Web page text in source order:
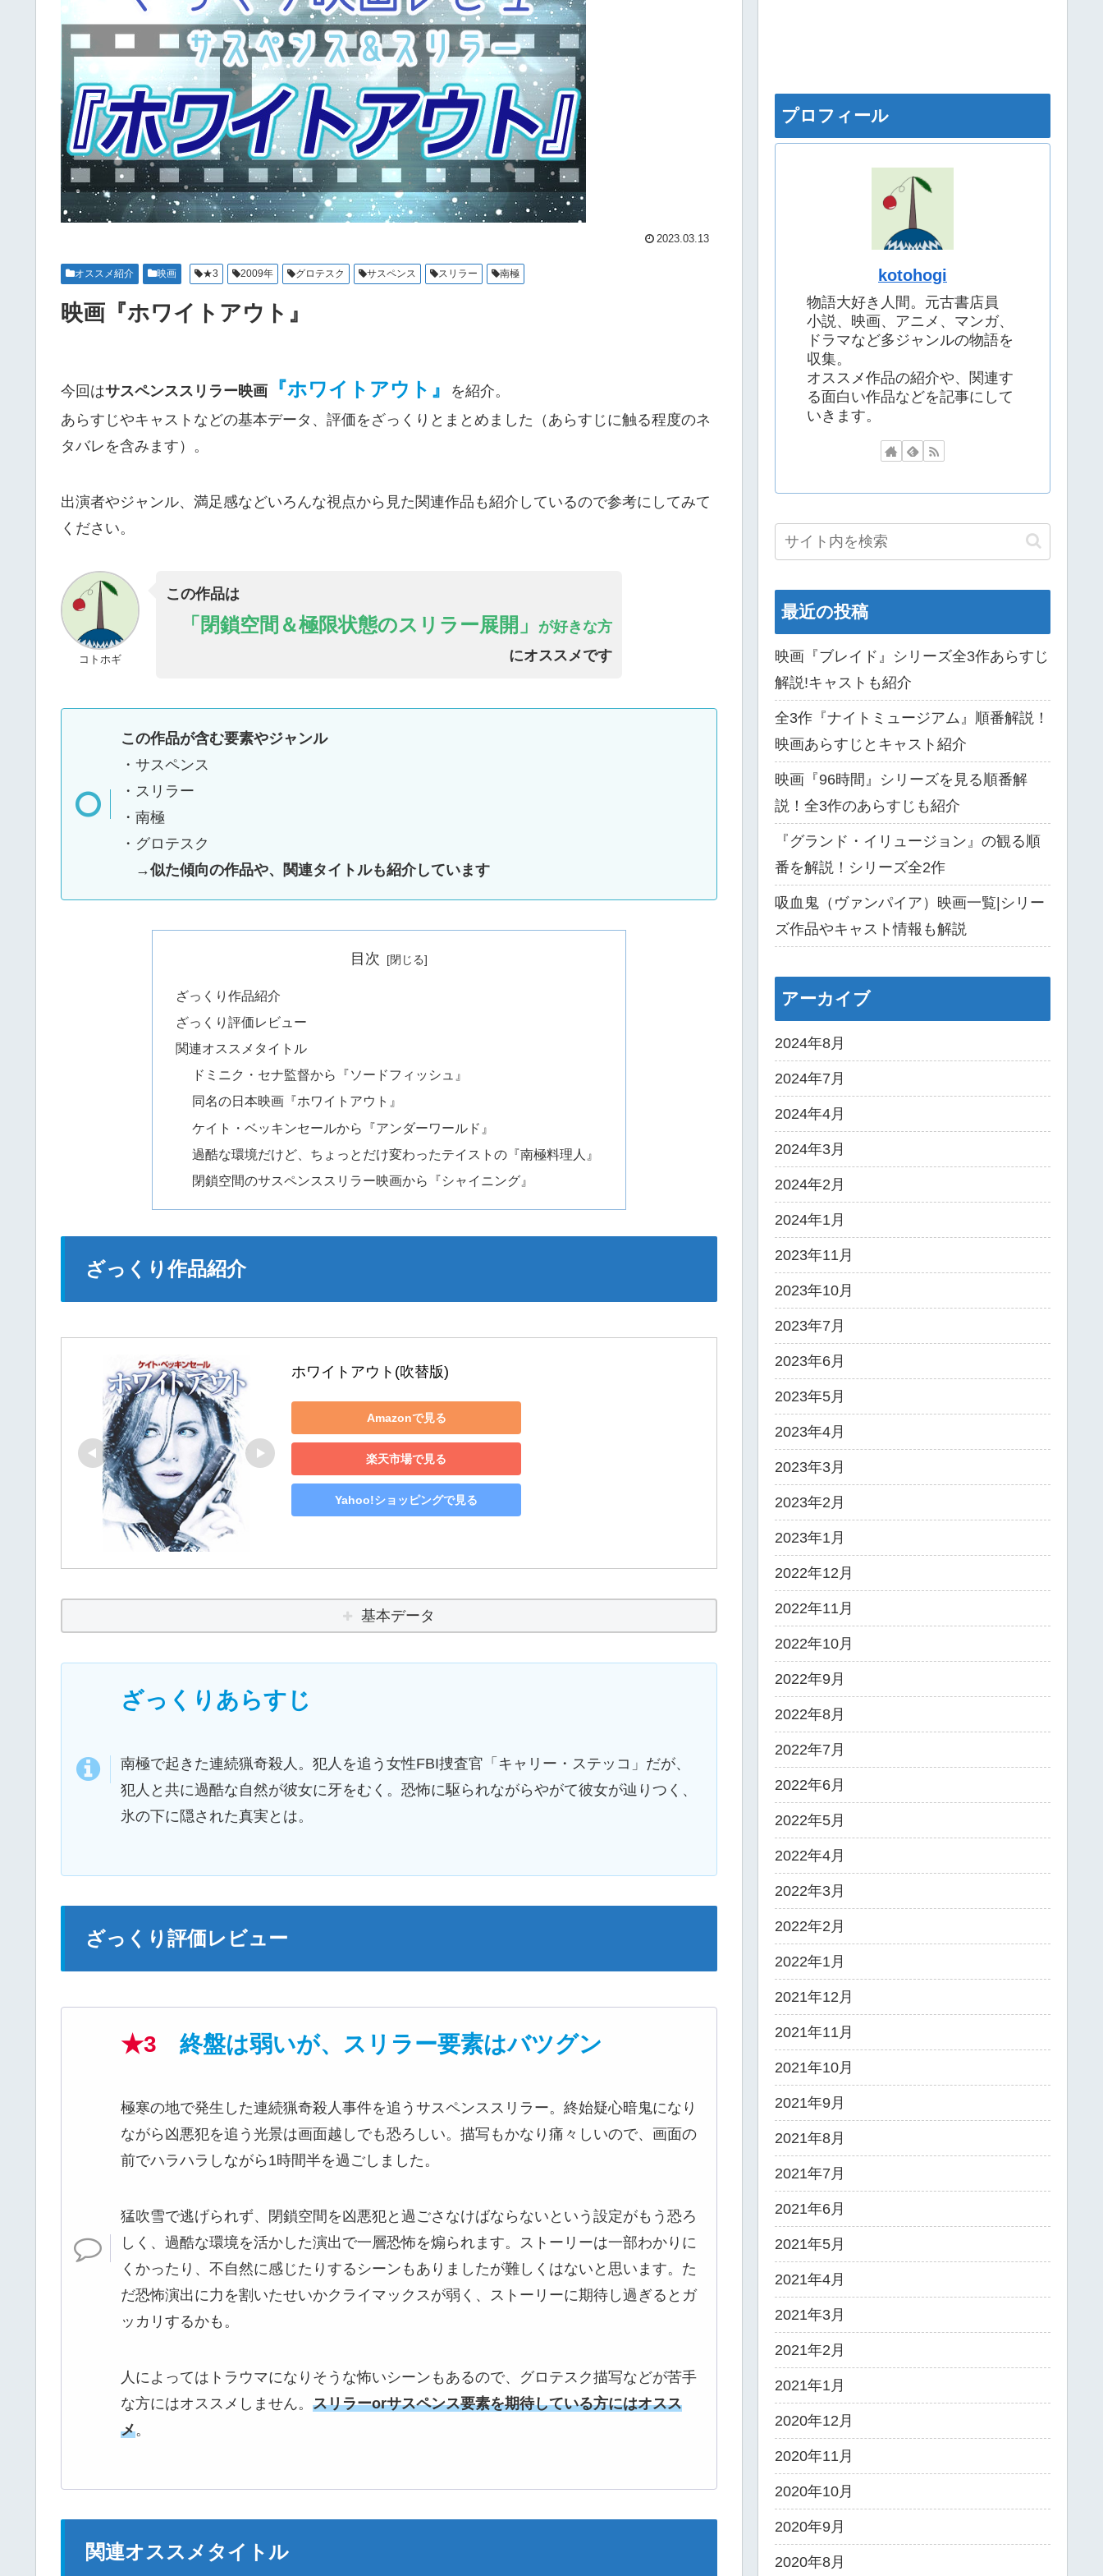
2023.03.13
オススメ紹介 映画 ★3 2009年 グロテスク サスペンス スリラー 南極
映画『ホワイトアウト』
今回はサスペンススリラー映画 『ホワイトアウト』
を紹介。
あらすじやキャストなどの基本データ、評価をざっくりとまとめました（あらすじに触る程度のネ
タバレを含みます）。
出演者やジャンル、満足感などいろんな視点から見た関連作品も紹介しているので参考にしてみて
ください。
コトホギ
この作品は
「閉鎖空間＆極限状態のスリラー展開」
が好きな方
にオススメです
この作品が含む要素やジャンル
・サスペンス
・スリラー
・南極
・グロテスク
→似た傾向の作品や、関連タイトルも紹介しています
目次
ざっくり作品紹介
ざっくり評価レビュー
関連オススメタイトル
ドミニク・セナ監督から『ソードフィッシュ』
同名の日本映画『ホワイトアウト』
ケイト・ベッキンセールから『アンダーワールド』
過酷な環境だけど、ちょっとだけ変わったテイストの『南極料理人』
閉鎖空間のサスペンススリラー映画から『シャイニング』
ざっくり作品紹介
ホワイトアウト(吹替版)
Amazonで見る
楽天市場で見る
Yahoo!ショッピングで見る
基本データ
ざっくりあらすじ
南極で起きた連続猟奇殺人。犯人を追う女性FBI捜査官「キャリー・ステッコ」だが、
犯人と共に過酷な自然が彼女に牙をむく。恐怖に駆られながらやがて彼女が辿りつく、
氷の下に隠された真実とは。
ざっくり評価レビュー
★3 終盤は弱いが、スリラー要素はバツグン
極寒の地で発生した連続猟奇殺人事件を追うサスペンススリラー。終始疑心暗鬼になり
ながら凶悪犯を追う光景は画面越しでも恐ろしい。描写もかなり痛々しいので、画面の
前でハラハラしながら1時間半を過ごしました。
猛吹雪で逃げられず、閉鎖空間を凶悪犯と過ごさなけばならないという設定がもう恐ろ
しく、過酷な環境を活かした演出で一層恐怖を煽られます。ストーリーは一部わかりに
くかったり、不自然に感じたりするシーンもありましたが難しくはないと思います。た
だ恐怖演出に力を割いたせいかクライマックスが弱く、ストーリーに期待し過ぎるとガ
ッカリするかも。
人によってはトラウマになりそうな怖いシーンもあるので、グロテスク描写などが苦手
な方にはオススメしません。 スリラーorサスペンス要素を期待している方にはオスス
メ。
関連オススメタイトル
プロフィール
kotohogi
物語大好き人間。元古書店員
小説、映画、アニメ、マンガ、
ドラマなど多ジャンルの物語を
収集。
オススメ作品の紹介や、関連す
る面白い作品などを記事にして
いきます。
最近の投稿
映画『ブレイド』シリーズ全3作あらすじ
解説!キャストも紹介
全3作『ナイトミュージアム』順番解説！
映画あらすじとキャスト紹介
映画『96時間』シリーズを見る順番解
説！全3作のあらすじも紹介
『グランド・イリュージョン』の観る順
番を解説！シリーズ全2作
吸血鬼（ヴァンパイア）映画一覧|シリー
ズ作品やキャスト情報も解説
アーカイブ
2024年8月
2024年7月
2024年4月
2024年3月
2024年2月
2024年1月
2023年11月
2023年10月
2023年7月
2023年6月
2023年5月
2023年4月
2023年3月
2023年2月
2023年1月
2022年12月
2022年11月
2022年10月
2022年9月
2022年8月
2022年7月
2022年6月
2022年5月
2022年4月
2022年3月
2022年2月
2022年1月
2021年12月
2021年11月
2021年10月
2021年9月
2021年8月
2021年7月
2021年6月
2021年5月
2021年4月
2021年3月
2021年2月
2021年1月
2020年12月
2020年11月
2020年10月
2020年9月
2020年8月